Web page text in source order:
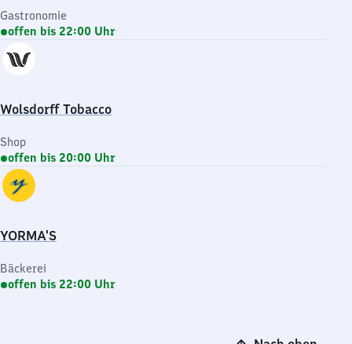
Gastronomie
offen bis 22:00 Uhr
Wolsdorff Tobacco
Shop
offen bis 20:00 Uhr
YORMA'S
Bäckerei
offen bis 22:00 Uhr